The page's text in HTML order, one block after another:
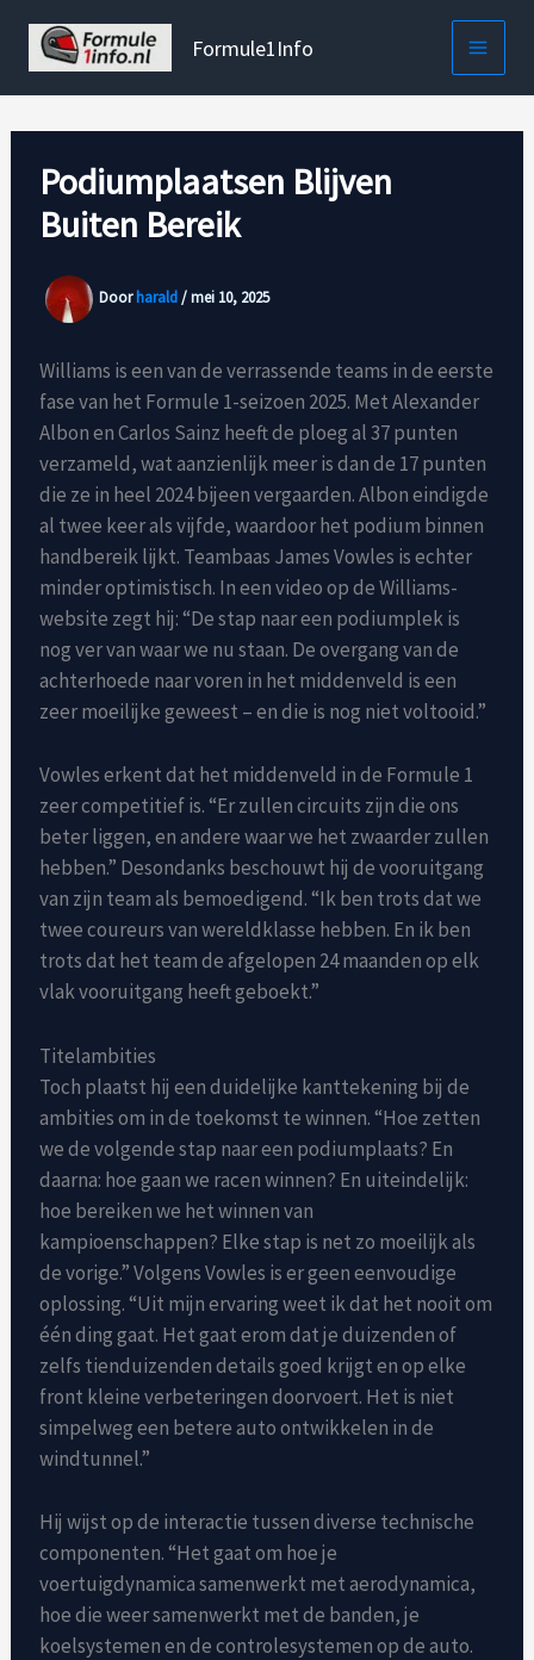
Formule1Info
Podiumplaatsen Blijven
Buiten Bereik
Doorharald/mei 10, 2025
Williams is een van de verrassende teams in de eerste
fase van het Formule 1-seizoen 2025. Met Alexander
Albon en Carlos Sainz heeft de ploeg al 37 punten
verzameld, wat aanzienlijk meer is dan de 17 punten
die ze in heel 2024 bijeen vergaarden. Albon eindigde
al twee keer als vijfde, waardoor het podium binnen
handbereik lijkt. Teambaas James Vowles is echter
minder optimistisch. In een video op de Williams-
website zegt hij: “De stap naar een podiumplek is
nog ver van waar we nu staan. De overgang van de
achterhoede naar voren in het middenveld is een
zeer moeilijke geweest – en die is nog niet voltooid.”
Vowles erkent dat het middenveld in de Formule 1
zeer competitief is. “Er zullen circuits zijn die ons
beter liggen, en andere waar we het zwaarder zullen
hebben.” Desondanks beschouwt hij de vooruitgang
van zijn team als bemoedigend. “Ik ben trots dat we
twee coureurs van wereldklasse hebben. En ik ben
trots dat het team de afgelopen 24 maanden op elk
vlak vooruitgang heeft geboekt.”
Titelambities
Toch plaatst hij een duidelijke kanttekening bij de
ambities om in de toekomst te winnen. “Hoe zetten
we de volgende stap naar een podiumplaats? En
daarna: hoe gaan we racen winnen? En uiteindelijk:
hoe bereiken we het winnen van
kampioenschappen? Elke stap is net zo moeilijk als
de vorige.” Volgens Vowles is er geen eenvoudige
oplossing. “Uit mijn ervaring weet ik dat het nooit om
één ding gaat. Het gaat erom dat je duizenden of
zelfs tienduizenden details goed krijgt en op elke
front kleine verbeteringen doorvoert. Het is niet
simpelweg een betere auto ontwikkelen in de
windtunnel.”
Hij wijst op de interactie tussen diverse technische
componenten. “Het gaat om hoe je
voertuigdynamica samenwerkt met aerodynamica,
hoe die weer samenwerkt met de banden, je
koelsystemen en de controlesystemen op de auto.